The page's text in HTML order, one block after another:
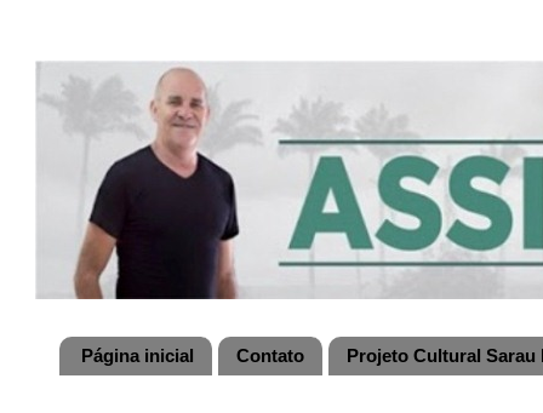
Página inicial Contato Projeto Cultural